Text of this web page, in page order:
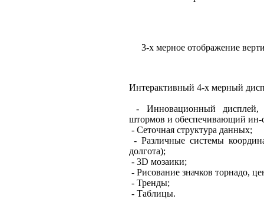
3-х мерное отображение
Интерактивный 4-х мерный
- Инновационный дисплей,
штормов и обеспечивающий ин-
- Сеточная структура данных;
- Различные системы
долгота);
- 3D мозаики;
- Рисование значков торнадо,
- Тренды;
- Таблицы.